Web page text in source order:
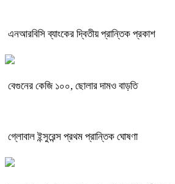
এনআরবিসি ব্যাংকের দ্বিতীয় প্রান্তিক প্রকাশ
বেগুনের কেজি ১০০, ছোলার দামও বাড়তি
গ্লোবাল ইন্সুরেন্স প্রথম প্রান্তিক ঘোষণা